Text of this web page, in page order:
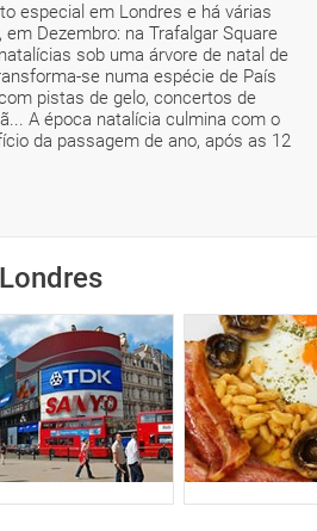
especial em Londres e há várias
Dezembro: na Trafalgar Square
sob uma árvore de natal de
se numa espécie de País
pistas de gelo, concertos de
A época natalícia culmina com o
da passagem de ano, após as 12
Londres